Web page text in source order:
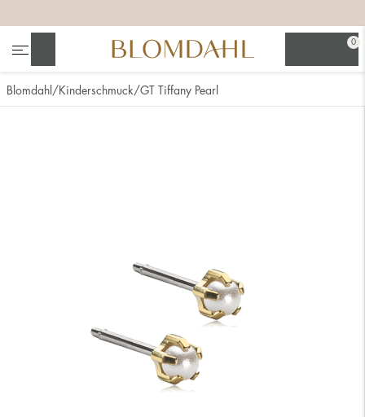
0
Blomdahl Kinderschmuck GT Tiffany Pearl